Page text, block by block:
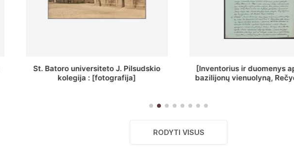
[Inventorius ir duomenys apie Selcų
bazilijonų vienuolyną, Rečycos pav.]
„Wiadomośc Połockiey
Dyecezyi..."
RODYTI VISUS